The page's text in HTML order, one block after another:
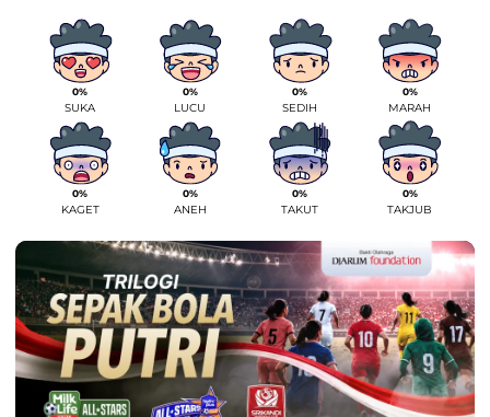
0%
SUKA
0%
LUCU
0%
SEDIH
0%
MARAH
0%
KAGET
0%
ANEH
0%
TAKUT
0%
TAKJUB